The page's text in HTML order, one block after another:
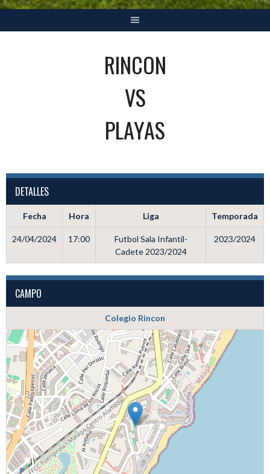
RINCON
VS
PLAYAS
DETALLES
Fecha Hora Liga Temporada
24/04/2024 17:00
Futbol Sala Infantil-
Cadete 2023/2024
2023/2024
CAMPO
Colegio Rincon